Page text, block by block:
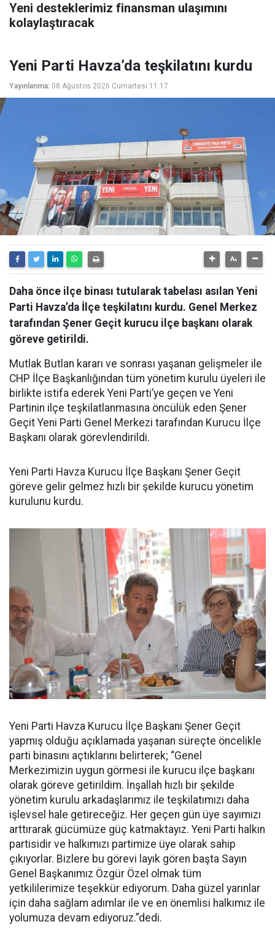
Yeni desteklerimiz finansman ulaşımını
kolaylaştıracak
Yeni Parti Havza’da teşkilatını kurdu
Yayınlanma: 08 Ağustos 2026 Cumartesi 11:17
Daha önce ilçe binası tutularak tabelası asılan Yeni
Parti Havza’da İlçe teşkilatını kurdu. Genel Merkez
tarafından Şener Geçit kurucu ilçe başkanı olarak
göreve getirildi.
Mutlak Butlan kararı ve sonrası yaşanan gelişmeler ile
CHP İlçe Başkanlığından tüm yönetim kurulu üyeleri ile
birlikte istifa ederek Yeni Parti’ye geçen ve Yeni
Partinin ilçe teşkilatlanmasına öncülük eden Şener
Geçit Yeni Parti Genel Merkezi tarafından Kurucu İlçe
Başkanı olarak görevlendirildi.
Yeni Parti Havza Kurucu İlçe Başkanı Şener Geçit
göreve gelir gelmez hızlı bir şekilde kurucu yönetim
kurulunu kurdu.
Yeni Parti Havza Kurucu İlçe Başkanı Şener Geçit
yapmış olduğu açıklamada yaşanan süreçte öncelikle
parti binasını açtıklarını belirterek; “Genel
Merkezimizin uygun görmesi ile kurucu ilçe başkanı
olarak göreve getirildim. İnşallah hızlı bir şekilde
yönetim kurulu arkadaşlarımız ile teşkilatımızı daha
işlevsel hale getireceğiz. Her geçen gün üye sayımızı
arttırarak gücümüze güç katmaktayız. Yeni Parti halkın
partisidir ve halkımızı partimize üye olarak sahip
çıkıyorlar. Bizlere bu görevi layık gören başta Sayın
Genel Başkanımız Özgür Özel olmak tüm
yetkililerimize teşekkür ediyorum. Daha güzel yarınlar
için daha sağlam adımlar ile ve en önemlisi halkımız ile
yolumuza devam ediyoruz.”dedi.